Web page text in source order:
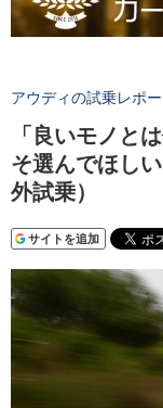
アウディの試乗レポー
「良いモノと
そ選んでほし
外試乗）
サイトを追加